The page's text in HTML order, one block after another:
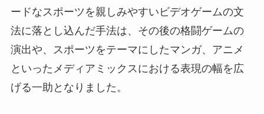
ードなスポーツを親しみやすいビデオゲームの文
法に落とし込んだ手法は、その後の格闘ゲームの
演出や、スポーツをテーマにしたマンガ、アニメ
といったメディアミックスにおける表現の幅を広
げる一助となりました。